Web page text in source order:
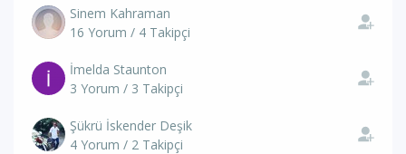
Sinem Kahraman
16 Yorum / 4 Takipçi
İmelda Staunton
3 Yorum / 3 Takipçi
Şükrü İskender Deşik
4 Yorum / 2 Takipçi